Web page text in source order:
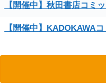
【開催中】秋田書店コミ
【開催中】KADOKAWA